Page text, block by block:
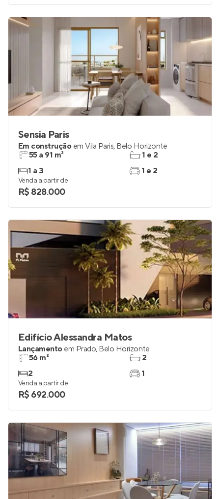
Sensia Paris
Em construção em Vila Paris, Belo Horizonte
55 a 91 m²
1 a 3
1 e 2
1 e 2
Venda a partir de
R$ 828.000
Edifício Alessandra Matos
Lançamento em Prado, Belo Horizonte
56 m²
2
2
1
Venda a partir de
R$ 692.000